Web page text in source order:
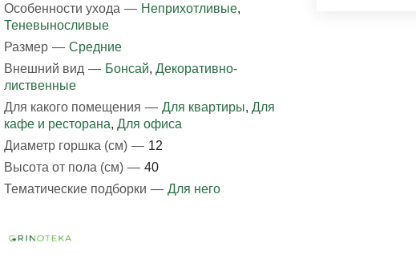
Особенности ухода — Неприхотливые,
Теневыносливые
Размер — Средние
Внешний вид — Бонсай, Декоративно-
лиственные
Для какого помещения — Для квартиры, Для
кафе и ресторана, Для офиса
Диаметр горшка (см) — 12
Высота от пола (см) — 40
Тематические подборки — Для него